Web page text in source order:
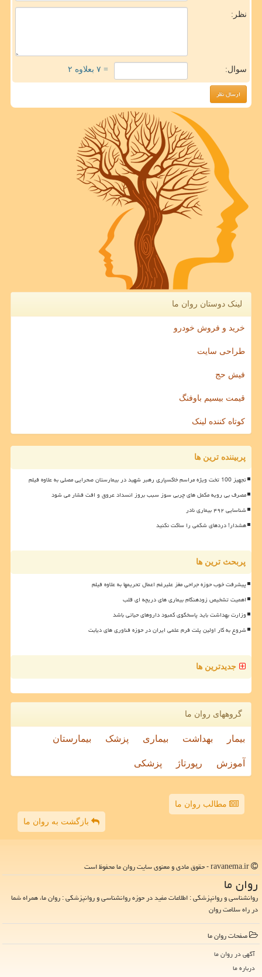
نظر:
سوال: = ۷ بعلاوه ۲
لینک دوستان روان ما
خرید و فروش خودرو
طراحی سایت
فیش حج
قیمت بیسیم باوفنگ
کوتاه کننده لینک
پربیننده ترین ها
تجهیز 100 تخت ویژه مراسم خاکسپاری رهبر شهید در بیمارستان صحرایی مصلی به علاوه فیلم
مصرف بی رویه مکمل های چربی سوز سبب بروز انسداد عروق و افت فشار می شود
شناسایی ۴۹۲ بیماری نادر
هشدار! دردهای شکمی را ساکت نکنید
پربحث ترین ها
پیشرفت خوب حوزه جراحی مغز علیرغم اعمال تحریمها به علاوه فیلم
اهمیت تشخیص زودهنگام بیماری های دریچه ای قلب
وزارت بهداشت باید پاسخگوی کمبود داروهای حیاتی باشد
شروع به کار اولین پلت فرم علمی ایران در حوزه فناوری های دیابت
جدیدترین ها
گروههای روان ما
بیمار بهداشت بیماری پزشک بیمارستان
آموزش رپورتاژ پزشکی
مطالب روان ما
بازگشت به روان ما
روان ما
روانشناسی و روانپزشکی : اطلاعات مفید در حوزه روانشناسی و روانپزشکی : روان ما، همراه شما
در راه سلامت روان
صفحات روان ما
آگهی در روان ما
درباره ما